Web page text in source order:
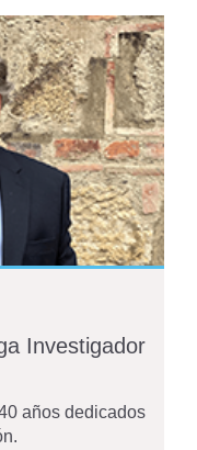
Investigador
años dedicados